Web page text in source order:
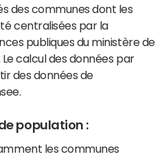
des communes dont les
centralisées par la
publiques du ministère de
Le calcul des données par
des données de
population :
les communes